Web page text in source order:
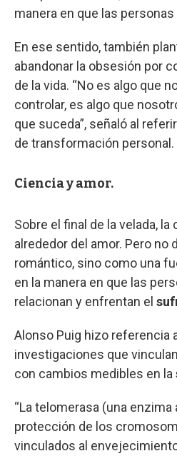
manera en que las
En ese sentido, también
abandonar la obsesión por
de la vida. “No es algo que
controlar, es algo que
que suceda”, señaló al
de transformación personal.
Ciencia y amor.
Sobre el final de la velada,
alrededor del amor. Pero no
romántico, sino como una
en la manera en que las
relacionan y enfrentan el
Alonso Puig hizo referencia
investigaciones que
con cambios medibles en la
“La telomerasa (una enzima
protección de los
vinculados al